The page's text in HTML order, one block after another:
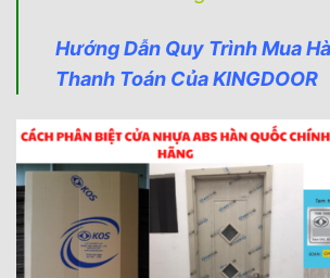
Hướng Dẫn Quy Trình Mua
Thanh Toán Của KINGDOOR